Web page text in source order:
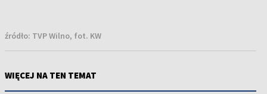
źródło: TVP Wilno, fot. KW
WIĘCEJ NA TEN TEMAT